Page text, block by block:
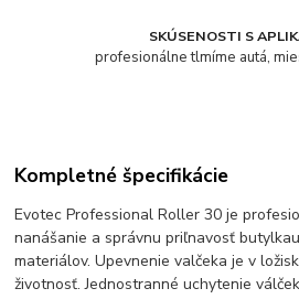
SKÚSENOSTI S
profesionálne tlmíme autá,
Kompletné špecifikácie
Evotec Professional Roller 30 je
nanášanie a správnu priľnavosť
materiálov. Upevnenie valčeka je v
životnosť. Jednostranné uchytenie